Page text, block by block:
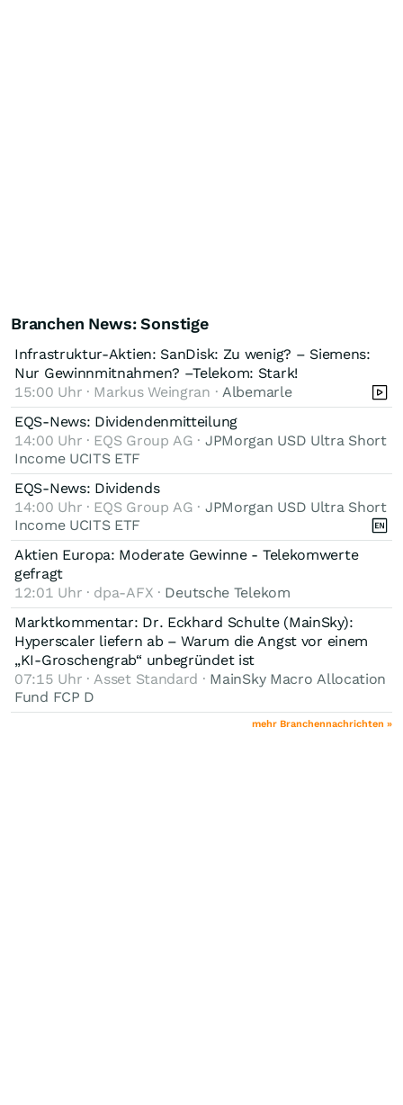
Branchen News: Sonstige
Infrastruktur-Aktien: SanDisk: Zu wenig? – Siemens:
Nur Gewinnmitnahmen? –Telekom: Stark!
15:00 Uhr · Markus Weingran · Albemarle
EQS-News: Dividendenmitteilung
14:00 Uhr · EQS Group AG · JPMorgan USD Ultra Short
Income UCITS ETF
EQS-News: Dividends
14:00 Uhr · EQS Group AG · JPMorgan USD Ultra Short
Income UCITS ETF
Aktien Europa: Moderate Gewinne - Telekomwerte
gefragt
12:01 Uhr · dpa-AFX · Deutsche Telekom
Marktkommentar: Dr. Eckhard Schulte (MainSky):
Hyperscaler liefern ab – Warum die Angst vor einem
„KI-Groschengrab“ unbegründet ist
07:15 Uhr · Asset Standard · MainSky Macro Allocation
Fund FCP D
mehr Branchennachrichten »